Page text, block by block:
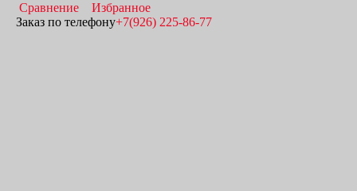
Сравнение
Избранное
Заказ по телефону+7(926) 225-86-77